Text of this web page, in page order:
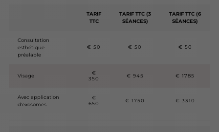
TARIF
TTC
TARIF TTC (3
SÉANCES)
TARIF TTC (6
SÉANCES)
Consultation
esthétique
préalable
€ 50 € 50 € 50
Visage
€
350
€ 945 € 1785
Avec application
d'exosomes
€
650
€ 1750 € 3310